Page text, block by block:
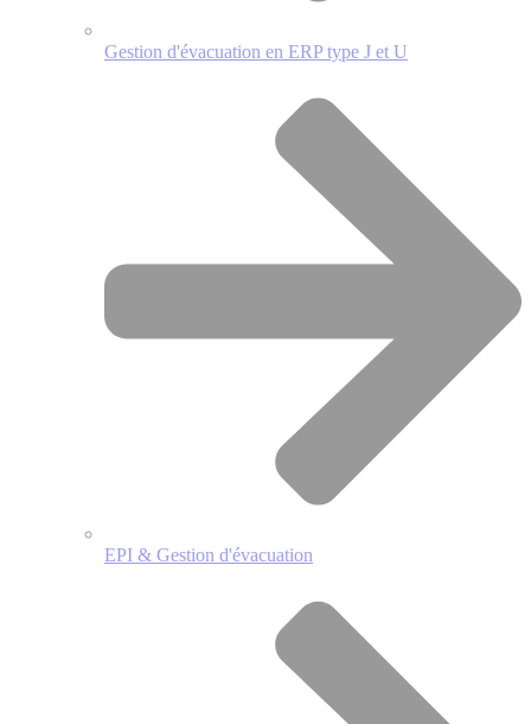
Gestion d'évacuation en ERP type J et U
EPI & Gestion d'évacuation